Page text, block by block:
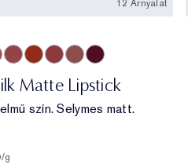
12 Árnyalat
Matte Lipstick
szín. Selymes matt.
/g